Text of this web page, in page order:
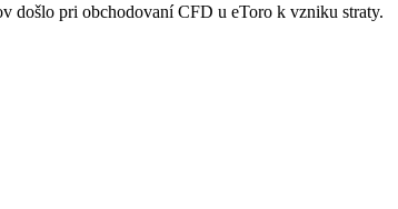
došlo pri obchodovaní CFD u eToro k vzniku straty.